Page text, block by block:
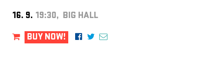
16. 9. 19:30, BIG HALL
BUY NOW!